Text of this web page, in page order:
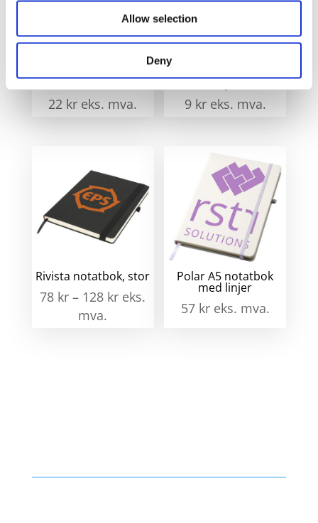
Allow selection
Deny
notatbok
22 kr eks. mva.
linjal
9 kr eks. mva.
Rivista notatbok, stor
78 kr – 128 kr eks.
mva.
Polar A5 notatbok
med linjer
57 kr eks. mva.